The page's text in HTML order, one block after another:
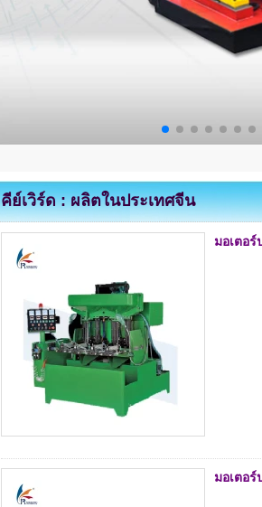
คีย์เวิร์ด : ผลิตในประเทศจีน
มอเตอ
มอเตอ